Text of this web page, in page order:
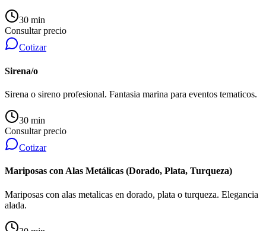
30 min
Consultar precio
Cotizar
Sirena/o
Sirena o sireno profesional. Fantasia marina para eventos tematicos.
30 min
Consultar precio
Cotizar
Mariposas con Alas Metálicas (Dorado, Plata, Turqueza)
Mariposas con alas metalicas en dorado, plata o turqueza. Elegancia
alada.